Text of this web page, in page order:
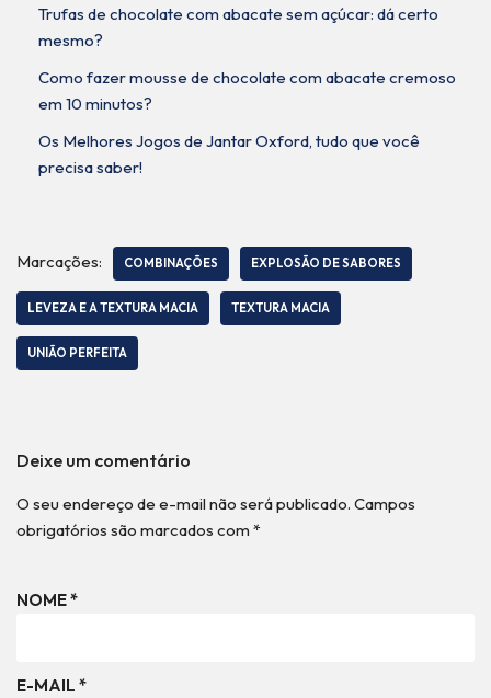
Trufas de chocolate com abacate sem açúcar: dá certo
mesmo?
Como fazer mousse de chocolate com abacate cremoso
em 10 minutos?
Os Melhores Jogos de Jantar Oxford, tudo que você
precisa saber!
Marcações: COMBINAÇÕES EXPLOSÃO DE SABORES
LEVEZA E A TEXTURA MACIA TEXTURA MACIA
UNIÃO PERFEITA
Deixe um comentário
O seu endereço de e-mail não será publicado. Campos
obrigatórios são marcados com *
NOME*
E-MAIL *